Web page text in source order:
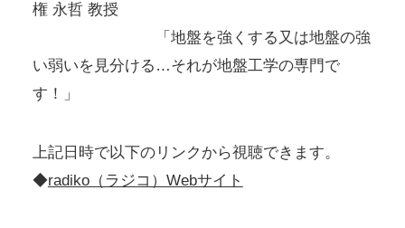
権 永哲 教授
「地盤を強くする又は地盤の強
い弱いを見分ける…それが地盤工学の専門で
す！」
上記日時で以下のリンクから視聴できます。
◆radiko（ラジコ）Webサイト